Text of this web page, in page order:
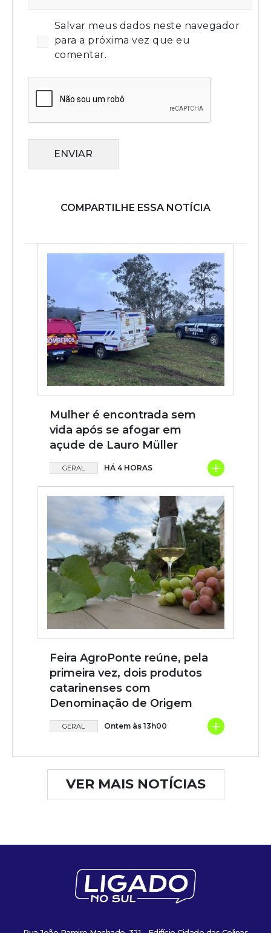
Salvar meus dados neste navegador
para a próxima vez que eu
comentar.
ENVIAR
COMPARTILHE ESSA NOTÍCIA
Mulher é encontrada sem
vida após se afogar em
açude de Lauro Müller
GERAL HÁ 4 HORAS +
Feira AgroPonte reúne, pela
primeira vez, dois produtos
catarinenses com
Denominação de Origem
GERAL Ontem às 13h00 +
VER MAIS NOTÍCIAS